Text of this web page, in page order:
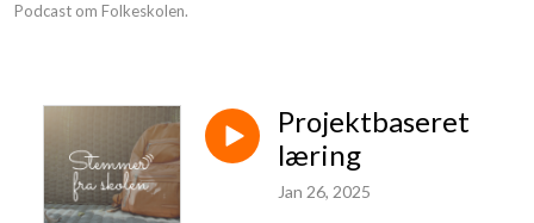
Podcast om Folkeskolen.
Projektbaseret
læring
Jan 26, 2025